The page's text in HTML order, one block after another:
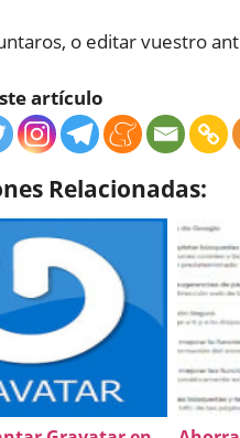
o editar vuestro
artículo
Relacionadas: